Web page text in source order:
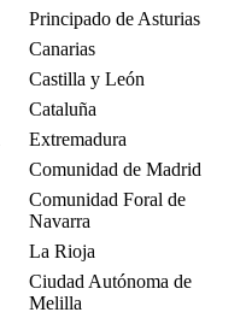
Principado de Asturias
Canarias
Castilla y León
Cataluña
Extremadura
Comunidad de Madrid
Comunidad Foral de
Navarra
La Rioja
Ciudad Autónoma de
Melilla